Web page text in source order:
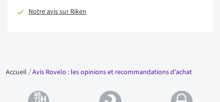
Notre avis sur Riken
Accueil Avis Rovelo : les opinions et recommandations d'achat